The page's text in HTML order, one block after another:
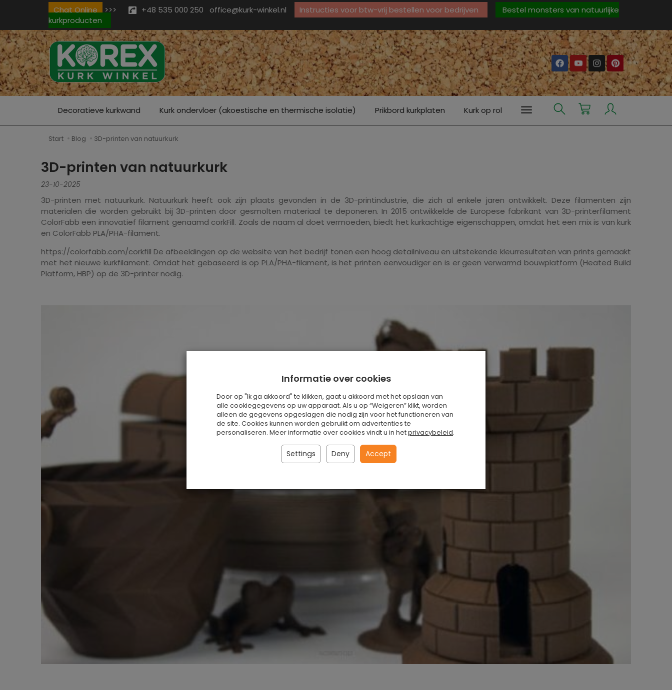
Chat Online >>> +48 535 000 250 office@kurk-winkel.nl Instructies voor btw-vrij bestellen voor bedrijven
Bestel monsters van natuurlijke
kurkproducten
Decoratieve kurkwand Kurk ondervloer (akoestische en thermische isolatie) Prikbord kurkplaten Kurk op rol
Start Blog 3D-printen van natuurkurk
3D-printen van natuurkurk
23-10-2025
3D-printen met natuurkurk. Natuurkurk heeft ook zijn plaats gevonden in de 3D-printindustrie, die zich al enkele jaren ontwikkelt. Deze filamenten zijn
materialen die worden gebruikt bij 3D-printen door gesmolten materiaal te deponeren. In 2015 ontwikkelde de Europese fabrikant van 3D-printerfilament
ColorFabb een innovatief filament genaamd corkFill. Zoals de naam al doet vermoeden, biedt het kurkachtige eigenschappen, omdat het een mix is ​​van kurk
en ColorFabb PLA/PHA-filament.
https://colorfabb.com/corkfill De afbeeldingen op de website van het bedrijf tonen een hoog detailniveau en uitstekende kleurresultaten van prints gemaakt
met het nieuwe kurkfilament. Omdat het gebaseerd is op PLA/PHA-filament, is het printen eenvoudiger en is er geen verwarmd bouwplatform (Heated Build
Platform, HBP) ​​op de 3D-printer nodig.
Informatie over cookies
Door op "Ik ga akkoord" te klikken, gaat u akkoord met het opslaan van
alle cookiegegevens op uw apparaat. Als u op “Weigeren” klikt, worden
alleen de gegevens opgeslagen die nodig zijn voor het functioneren van
de site. Cookies kunnen worden gebruikt om advertenties te
personaliseren. Meer informatie over cookies vindt u in hetprivacybeleid.
Settings Deny Accept